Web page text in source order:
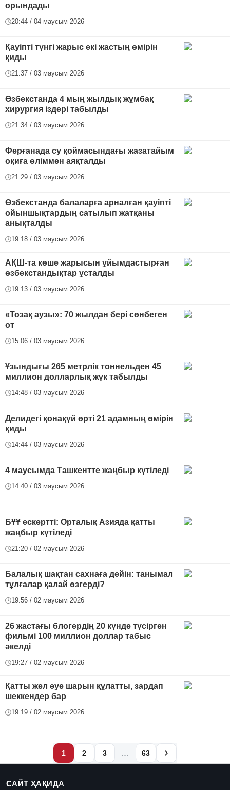
орындады
20:44 / 04 маусым 2026
Қауіпті түнгі жарыс екі жастың өмірін
қиды
21:37 / 03 маусым 2026
Өзбекстанда 4 мың жылдық жұмбақ
хирургия іздері табылды
21:34 / 03 маусым 2026
Ферғанада су қоймасындағы жазатайым
оқиға өліммен аяқталды
21:29 / 03 маусым 2026
Өзбекстанда балаларға арналған қауіпті
ойыншықтардың сатылып жатқаны
анықталды
19:18 / 03 маусым 2026
АҚШ-та көше жарысын ұйымдастырған
өзбекстандықтар ұсталды
19:13 / 03 маусым 2026
«Тозақ аузы»: 70 жылдан бері сөнбеген
от
15:06 / 03 маусым 2026
Ұзындығы 265 метрлік тоннельден 45
миллион долларлық жүк табылды
14:48 / 03 маусым 2026
Делидегі қонақүй өрті 21 адамның өмірін
қиды
14:44 / 03 маусым 2026
4 маусымда Ташкентте жаңбыр күтіледі
14:40 / 03 маусым 2026
БҰҰ ескертті: Орталық Азияда қатты
жаңбыр күтіледі
21:20 / 02 маусым 2026
Балалық шақтан сахнаға дейін: танымал
тұлғалар қалай өзгерді?
19:56 / 02 маусым 2026
26 жастағы блогердің 20 күнде түсірген
фильмі 100 миллион доллар табыс
әкелді
19:27 / 02 маусым 2026
Қатты жел әуе шарын құлатты, зардап
шеккендер бар
19:19 / 02 маусым 2026
1 2 3 … 63
САЙТ ҲАҚИДА